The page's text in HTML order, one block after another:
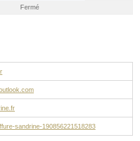
Fermé
sandrine-190856221518283